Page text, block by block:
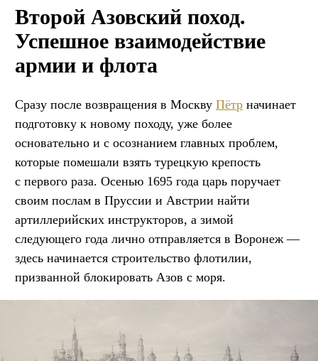
Второй Азовский поход.
Успешное взаимодействие
армии и флота
Сразу после возвращения в Москву Пётр начинает
подготовку к новому походу, уже более
основательно и с осознанием главных проблем,
которые помешали взять турецкую крепость
с первого раза. Осенью 1695 года царь поручает
своим послам в Пруссии и Австрии найти
артиллерийских инструкторов, а зимой
следующего года лично отправляется в Воронеж —
здесь начинается строительство флотилии,
призванной блокировать Азов с моря.